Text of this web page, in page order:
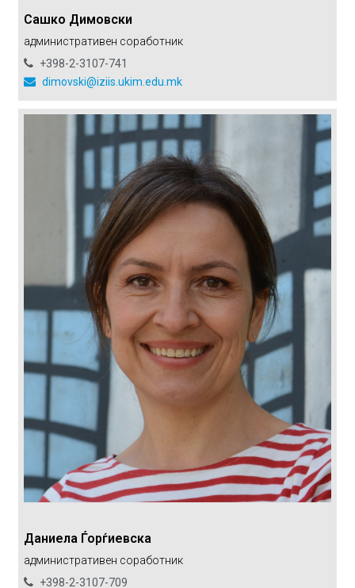
Сашко Димовски
aдминистративен соработник
+398-2-3107-741
dimovski@iziis.ukim.edu.mk
Даниела Ѓорѓиевска
aдминистративен соработник
+398-2-3107-709